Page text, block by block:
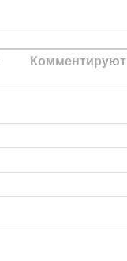
Комментируют